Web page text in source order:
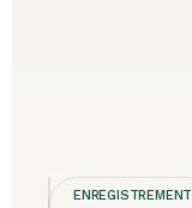
ENREGISTREMENT